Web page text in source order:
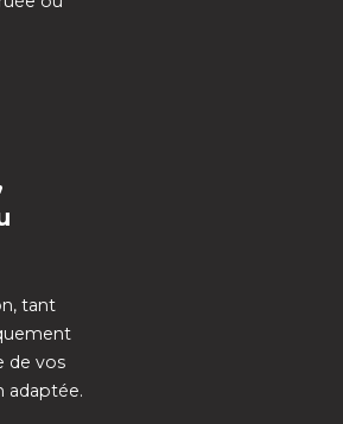
tant
de vos
adaptée.